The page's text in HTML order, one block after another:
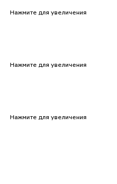
Нажмите для увеличения
Нажмите для увеличения
Нажмите для увеличения